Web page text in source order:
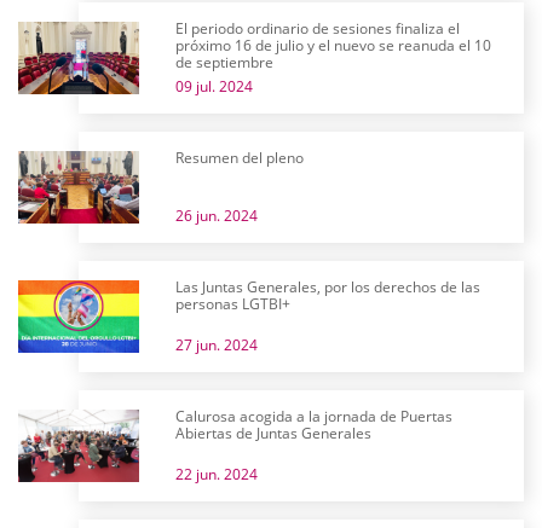
El periodo ordinario de sesiones finaliza el
próximo 16 de julio y el nuevo se reanuda el 10
de septiembre
09 jul. 2024
Resumen del pleno
26 jun. 2024
Las Juntas Generales, por los derechos de las
personas LGTBI+
27 jun. 2024
Calurosa acogida a la jornada de Puertas
Abiertas de Juntas Generales
22 jun. 2024